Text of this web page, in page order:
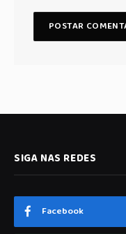
SIGA NAS REDES
Facebook